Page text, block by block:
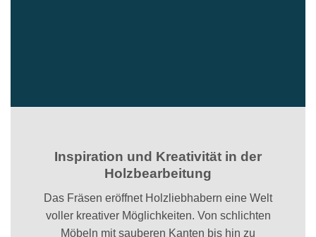
Inspiration und Kreativität in der
Holzbearbeitung
Das Fräsen eröffnet Holzliebhabern eine Welt
voller kreativer Möglichkeiten. Von schlichten
Möbeln mit sauberen Kanten bis hin zu